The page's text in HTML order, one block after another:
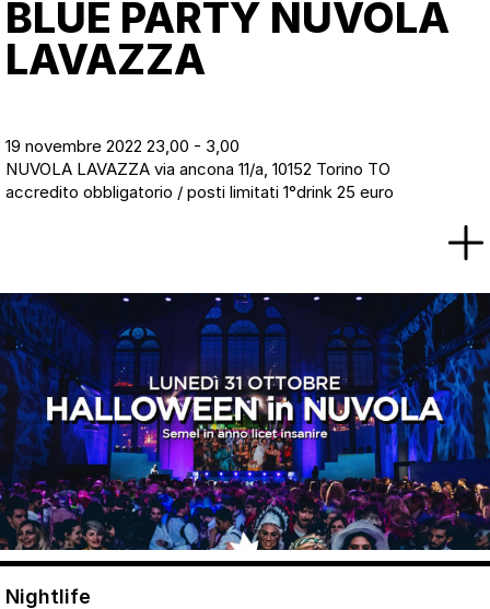
BLUE PARTY NUVOLA
LAVAZZA
19 novembre 2022 23,00 - 3,00
NUVOLA LAVAZZA via ancona 11/a, 10152 Torino TO
accredito obbligatorio / posti limitati 1°drink 25 euro
Nightlife